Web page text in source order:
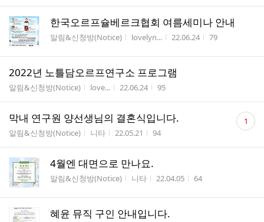
한국오르프슐베르크협회 여름세미나 안내
게시판명
알림&신청방(Notice) 작성자
lovelyn... 작성시간
22.06.24 조회수
79
2022년 노틀담오르프연구소 프로그램
게시판명
알림&신청방(Notice) 작성자
love... 작성시간
22.06.24 조회수
95
막내 연구원 양선생님의 결혼식입니다.
게시판명
알림&신청방(Notice) 작성자
니타 작성시간
22.05.21 조회수
94
댓
글 1
4월엔 대면으로 만나요.
게시판명
알림&신청방(Notice) 작성자
니타 작성시간
22.04.05 조회수
64
혜윤 뮤직 구인 안내입니다.